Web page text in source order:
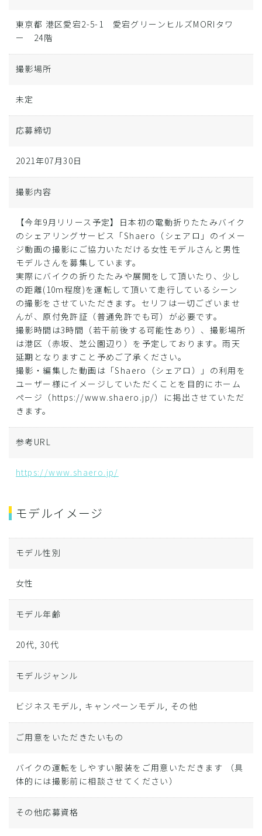
東京都 港区愛宕2-5-1 愛宕グリーンヒルズMORIタワ
ー 24階
撮影場所
未定
応募締切
2021年07月30日
撮影内容
【今年9月リリース予定】日本初の電動折りたたみバイク
のシェアリングサービス「Shaero（シェアロ」のイメー
ジ動画の撮影にご協力いただける女性モデルさんと男性
モデルさんを募集しています。
実際にバイクの折りたたみや展開をして頂いたり、少し
の距離(10m程度)を運転して頂いて走行しているシーン
の撮影をさせていただきます。セリフは一切ございませ
んが、原付免許証（普通免許でも可）が必要です。
撮影時間は3時間（若干前後する可能性あり）、撮影場所
は港区（赤坂、芝公園辺り）を予定しております。雨天
延期となりますこと予めご了承ください。
撮影・編集した動画は「Shaero（シェアロ）」の利用を
ユーザー様にイメージしていただくことを目的にホーム
ページ（https://www.shaero.jp/）に掲出させていただ
きます。
参考URL
https://www.shaero.jp/
モデルイメージ
モデル性別
女性
モデル年齢
20代, 30代
モデルジャンル
ビジネスモデル, キャンペーンモデル, その他
ご用意をいただきたいもの
バイクの運転をしやすい服装をご用意いただきます （具
体的には撮影前に相談させてください）
その他応募資格